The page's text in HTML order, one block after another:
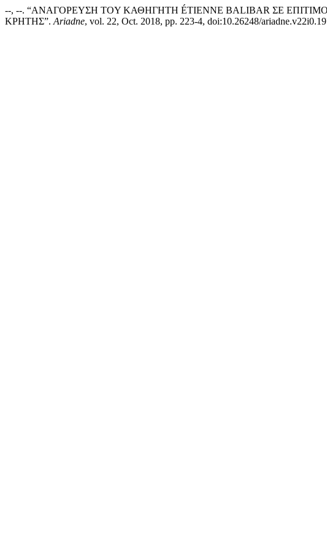
--, --. “ΑΝΑΓΟΡΕΥΣΗ TOY ΚΑΘΗΓΗΤH ÉTIENNE BALIBAR ΣΕ
ΚΡΗΤΗΣ”. Ariadne, vol. 22, Oct. 2018, pp. 223-4, doi:10.26248/